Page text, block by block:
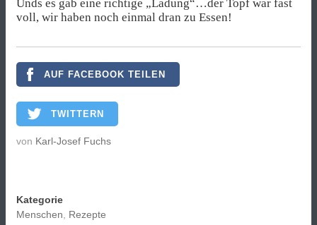
Unds es gab eine richtige „Ladung“…der Topf war fast
voll, wir haben noch einmal dran zu Essen!
AUF FACEBOOK TEILEN
TWITTERN
von Karl-Josef Fuchs
Kategorie
Menschen
Rezepte